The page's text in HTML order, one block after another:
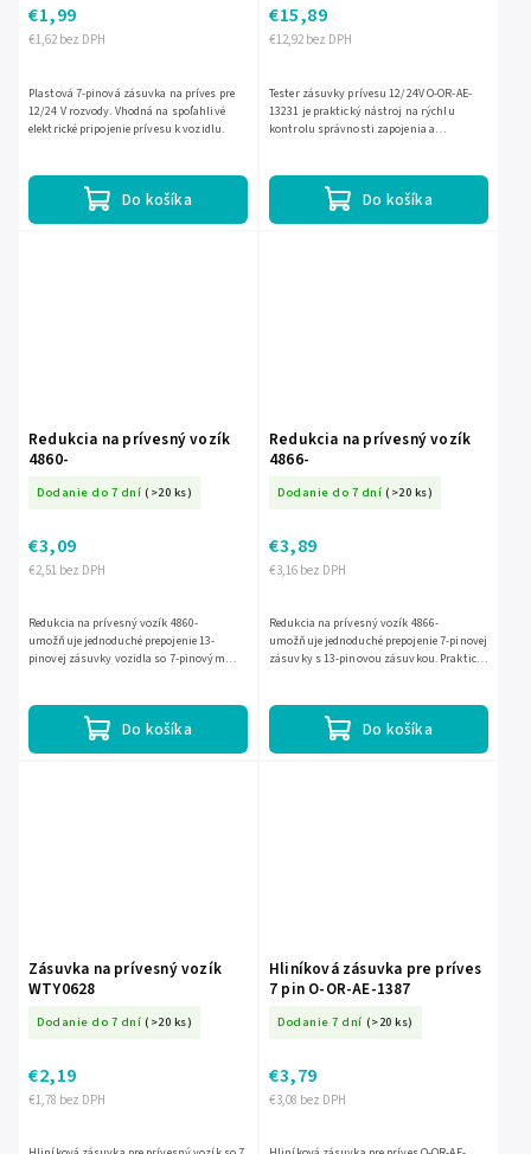
€1,62 bez DPH
€1,99
Do košíka
Plastová 7-pinová zásuvka na príves pre
12/24 V rozvody. Vhodná na spoľahlivé
elektrické pripojenie prívesu k vozidlu.
€12,92 bez DPH
€15,89
Do košíka
Tester zásuvky prívesu 12/24V O-OR-AE-
13231 je praktický nástroj na rýchlu
kontrolu správnosti zapojenia a
Redukcia na prívesný vozík
4860-
Dodanie do 7 dní (>20 ks)
€2,51 bez DPH
€3,09
Do košíka
Redukcia na prívesný vozík 4860-
umožňuje jednoduché prepojenie 13-
pinovej zásuvky vozidla so 7-pinovým
Redukcia na prívesný vozík
4866-
Dodanie do 7 dní (>20 ks)
€3,16 bez DPH
€3,89
Do košíka
Redukcia na prívesný vozík 4866-
umožňuje jednoduché prepojenie 7-pinovej
zásuvky s 13-pinovou zásuvkou. Praktické
Zásuvka na prívesný vozík
WTY0628
Dodanie do 7 dní (>20 ks)
€1,78 bez DPH
€2,19
Hliníková zásuvka pre príves
7 pin O-OR-AE-1387
Dodanie 7 dní (>20 ks)
€3,08 bez DPH
€3,79